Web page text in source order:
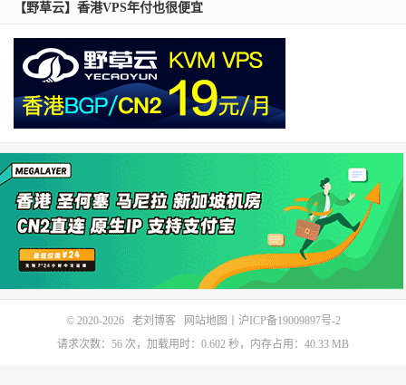
【野草云】香港VPS年付也很便宜
© 2020-2026 老刘博客 网站地图
沪ICP备19009897号-2
请求次数：56 次，加载用时：0.602 秒，内存占用：40.33 MB